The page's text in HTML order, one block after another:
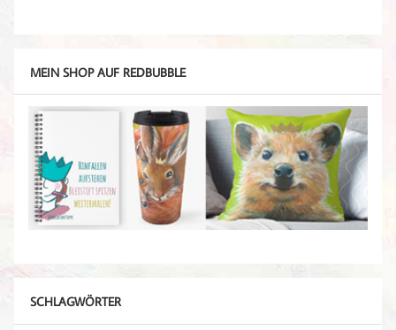
MEIN SHOP AUF REDBUBBLE
SCHLAGWÖRTER